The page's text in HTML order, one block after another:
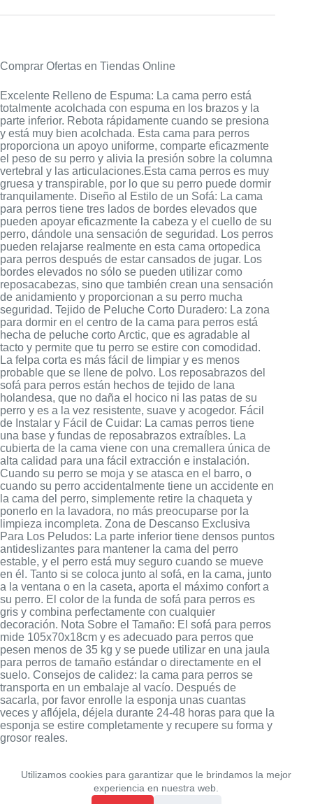
Utilizamos cookies para garantizar que le brindamos la mejor
experiencia en nuestra web.
Comprar Ofertas en Tiendas Online
Excelente Relleno de Espuma: La cama perro está
totalmente acolchada con espuma en los brazos y la
parte inferior. Rebota rápidamente cuando se presiona
y está muy bien acolchada. Esta cama para perros
proporciona un apoyo uniforme, comparte eficazmente
el peso de su perro y alivia la presión sobre la columna
vertebral y las articulaciones.Esta cama perros es muy
gruesa y transpirable, por lo que su perro puede dormir
tranquilamente. Diseño al Estilo de un Sofá: La cama
para perros tiene tres lados de bordes elevados que
pueden apoyar eficazmente la cabeza y el cuello de su
perro, dándole una sensación de seguridad. Los perros
pueden relajarse realmente en esta cama ortopedica
para perros después de estar cansados de jugar. Los
bordes elevados no sólo se pueden utilizar como
reposacabezas, sino que también crean una sensación
de anidamiento y proporcionan a su perro mucha
seguridad. Tejido de Peluche Corto Duradero: La zona
para dormir en el centro de la cama para perros está
hecha de peluche corto Arctic, que es agradable al
tacto y permite que tu perro se estire con comodidad.
La felpa corta es más fácil de limpiar y es menos
probable que se llene de polvo. Los reposabrazos del
sofá para perros están hechos de tejido de lana
holandesa, que no daña el hocico ni las patas de su
perro y es a la vez resistente, suave y acogedor. Fácil
de Instalar y Fácil de Cuidar: La camas perros tiene
una base y fundas de reposabrazos extraíbles. La
cubierta de la cama viene con una cremallera única de
alta calidad para una fácil extracción e instalación.
Cuando su perro se moja y se atasca en el barro, o
cuando su perro accidentalmente tiene un accidente en
la cama del perro, simplemente retire la chaqueta y
ponerlo en la lavadora, no más preocuparse por la
limpieza incompleta. Zona de Descanso Exclusiva
Para Los Peludos: La parte inferior tiene densos puntos
antideslizantes para mantener la cama del perro
estable, y el perro está muy seguro cuando se mueve
en él. Tanto si se coloca junto al sofá, en la cama, junto
a la ventana o en la caseta, aporta el máximo confort a
su perro. El color de la funda de sofá para perros es
gris y combina perfectamente con cualquier
decoración. Nota Sobre el Tamaño: El sofá para perros
mide 105x70x18cm y es adecuado para perros que
pesen menos de 35 kg y se puede utilizar en una jaula
para perros de tamaño estándar o directamente en el
suelo. Consejos de calidez: la cama para perros se
transporta en un embalaje al vacío. Después de
sacarla, por favor enrolle la esponja unas cuantas
veces y aflójela, déjela durante 24-48 horas para que la
esponja se estire completamente y recupere su forma y
grosor reales.